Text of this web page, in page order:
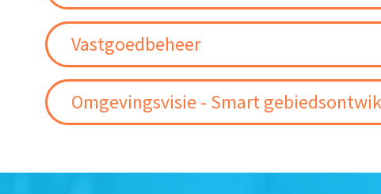
Vastgoedbeheer
Omgevingsvisie - Smart